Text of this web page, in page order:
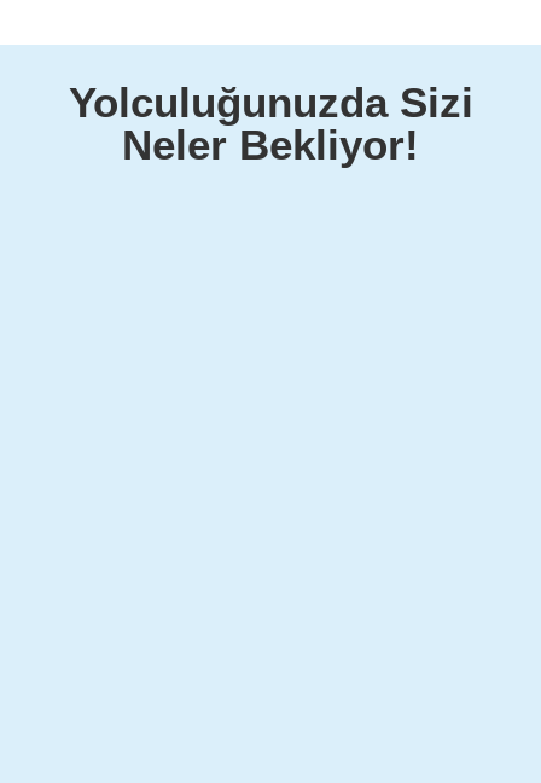
Yolculuğunuzda Sizi
Neler Bekliyor!